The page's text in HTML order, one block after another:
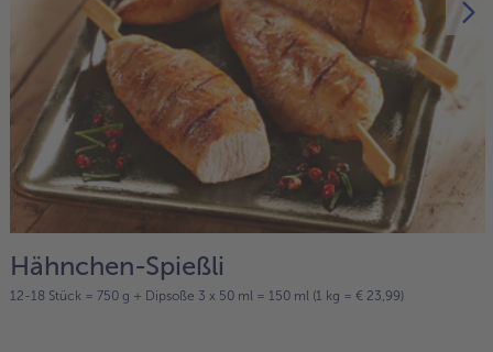
Hähnchen-Spießli
12-18 Stück = 750 g + Dipsoße 3 x 50 ml = 150 ml (1 kg = € 23,99)